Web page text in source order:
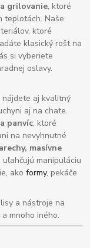
grilovanie, ktoré
teplotách. Naše
ktoré
klasický rošt na
si vyberiete
oslavy.
nájdete aj kvalitný
aj na chate.
panvíc, ktoré
na nevyhnutné
masívne
manipuláciu
akoformy, pekáče
a nástroje na
a mnoho iného.